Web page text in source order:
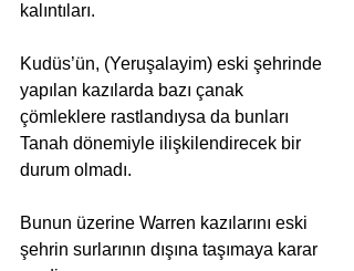
kalıntıları.
Kudüs’ün, (Yeruşalayim) eski şehrinde
yapılan kazılarda bazı çanak
çömleklere rastlandıysa da bunları
Tanah dönemiyle ilişkilendirecek bir
durum olmadı.
Bunun üzerine Warren kazılarını eski
şehrin surlarının dışına taşımaya karar